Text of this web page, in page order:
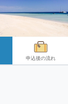
申込後の流れ